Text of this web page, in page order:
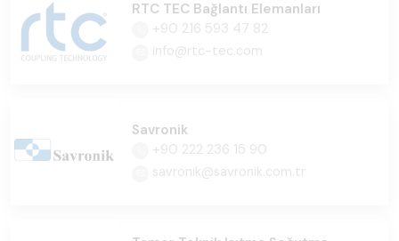
RTC TEC Bağlantı Elemanları
+90 216 593 47 82
info@rtc-tec.com
Savronik
+90 222 236 15 90
savronik@savronik.com.tr